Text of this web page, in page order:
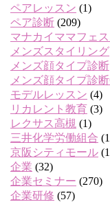
ペアレッスン (1)
ペア診断 (209)
マナカイママフェス
メンズスタイリング
メンズ顔タイプ診断
メンズ顔タイプ診
モデルレッスン (4)
リカレント教育 (3)
レクサス高槻 (1)
三井化学労働組合
京阪シティモール
企業 (32)
企業セミナー (270)
企業研修 (57)